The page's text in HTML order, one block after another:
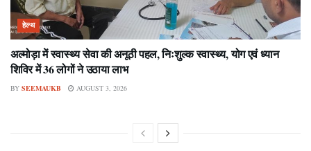
हेल्थ
अल्मोड़ा में स्वास्थ्य सेवा की अनूठी पहल, निःशुल्क स्वास्थ्य, योग एवं ध्यान
शिविर में 36 लोगों ने उठाया लाभ
BY SEEMAUKB AUGUST 3, 2026